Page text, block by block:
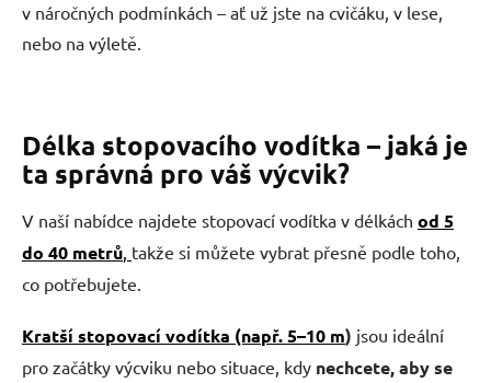
v náročných podmínkách – ať už jste na cvičáku, v lese,
nebo na výletě.
Délka stopovacího vodítka – jaká je
ta správná pro váš výcvik?
V naší nabídce najdete stopovací vodítka v délkách od 5
do 40 metrů, takže si můžete vybrat přesně podle toho,
co potřebujete.
Kratší stopovací vodítka (např. 5–10 m) jsou ideální
pro začátky výcviku nebo situace, kdy nechcete, aby se